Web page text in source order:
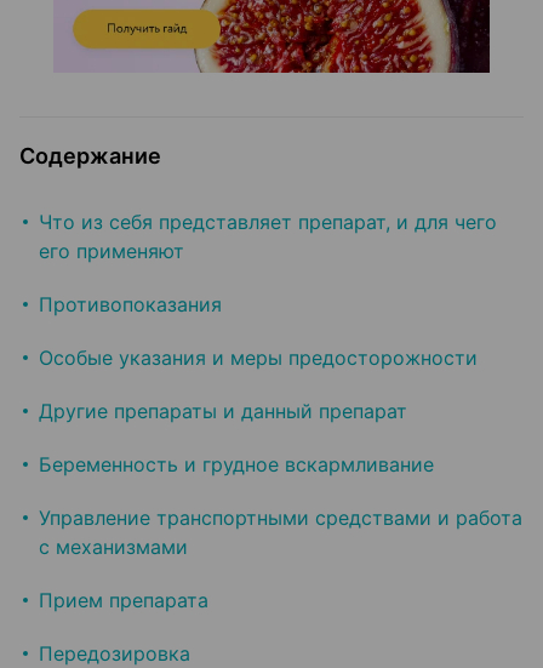
Содержание
Что из себя представляет препарат, и для чего
его применяют
Противопоказания
Особые указания и меры предосторожности
Другие препараты и данный препарат
Беременность и грудное вскармливание
Управление транспортными средствами и работа
с механизмами
Прием препарата
Передозировка